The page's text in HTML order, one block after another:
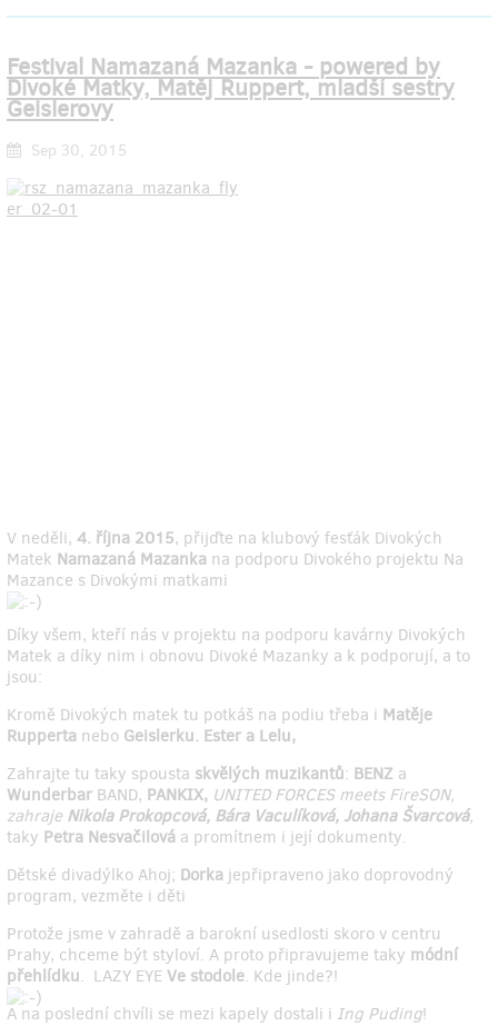
Festival Namazaná Mazanka - powered by
Divoké Matky, Matěj Ruppert, mladší sestry
Geislerovy
Sep 30, 2015
V neděli, 4. října 2015, přijďte na klubový fesťák Divokých
Matek Namazaná Mazanka na podporu Divokého projektu Na
Mazance s Divokými matkami
Díky všem, kteří nás v projektu na podporu kavárny Divokých
Matek a díky nim i obnovu Divoké Mazanky a k podporují, a to
jsou:
Kromě Divokých matek tu potkáš na podiu třeba i Matěje
Rupperta nebo Geislerku. Ester a Lelu,
Zahrajte tu taky spousta skvělých muzikantů: BENZ a
Wunderbar BAND, PANKIX, UNITED FORCES meets FireSON,
zahraje Nikola Prokopcová, Bára Vaculíková, Johana Švarcová,
taky Petra Nesvačilová a promítnem i její dokumenty.
Dětské divadýlko Ahoj; Dorka jepřipraveno jako doprovodný
program, vezměte i děti
Protože jsme v zahradě a barokní usedlosti skoro v centru
Prahy, chceme být styloví. A proto připravujeme taky módní
přehlídku. LAZY EYE Ve stodole. Kde jinde?!
A na poslední chvíli se mezi kapely dostali i Ing Puding!